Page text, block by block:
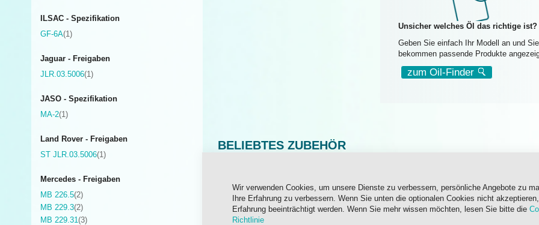
Wir verwenden Cookies, um unsere Dienste zu verbessern, persönliche Angebote zu
Ihre Erfahrung zu verbessern. Wenn Sie unten die optionalen Cookies nicht
Erfahrung beeinträchtigt werden. Wenn Sie mehr wissen möchten, lesen Sie bitte die
Richtlinie
Unsicher welches Öl das richtige ist?
Geben Sie einfach Ihr Modell an und Sie
bekommen passende Produkte
zum Oil-Finder
BELIEBTES ZUBEHÖR
Mehrzweckspray
200 ml
Motorinnenreiniger
500 ml
ILSAC - Spezifikation
GF-6A 1 Artikel
Jaguar - Freigaben
JLR.03.5006 1 Artikel
JASO - Spezifikation
MA-2 1 Artikel
Land Rover - Freigaben
ST JLR.03.5006 1 Artikel
Mercedes - Freigaben
MB 226.5 2Artikel
MB 229.3 2Artikel
MB 229.31 3Artikel